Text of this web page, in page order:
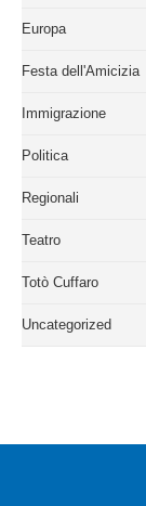
Europa
Festa dell'Amicizia
Immigrazione
Politica
Regionali
Teatro
Totò Cuffaro
Uncategorized